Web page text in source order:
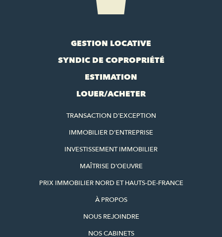
GESTION LOCATIVE
SYNDIC DE COPROPRIÉTÉ
ESTIMATION
LOUER/ACHETER
TRANSACTION D'EXCEPTION
IMMOBILIER D'ENTREPRISE
INVESTISSEMENT IMMOBILIER
MAÎTRISE D'OEUVRE
PRIX IMMOBILIER NORD ET HAUTS-DE-FRANCE
À PROPOS
NOUS REJOINDRE
NOS CABINETS